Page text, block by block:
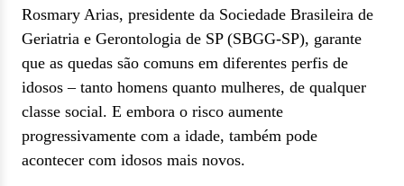
Rosmary Arias, presidente da Sociedade Brasileira de
Geriatria e Gerontologia de SP (SBGG-SP), garante
que as quedas são comuns em diferentes perfis de
idosos – tanto homens quanto mulheres, de qualquer
classe social. E embora o risco aumente
progressivamente com a idade, também pode
acontecer com idosos mais novos.